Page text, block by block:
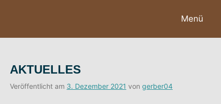
Menü
AKTUELLES
Veröffentlicht am 3. Dezember 2021 von gerber04